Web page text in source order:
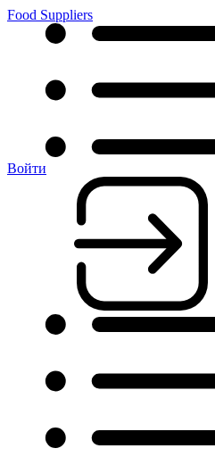
Food Suppliers
Войти